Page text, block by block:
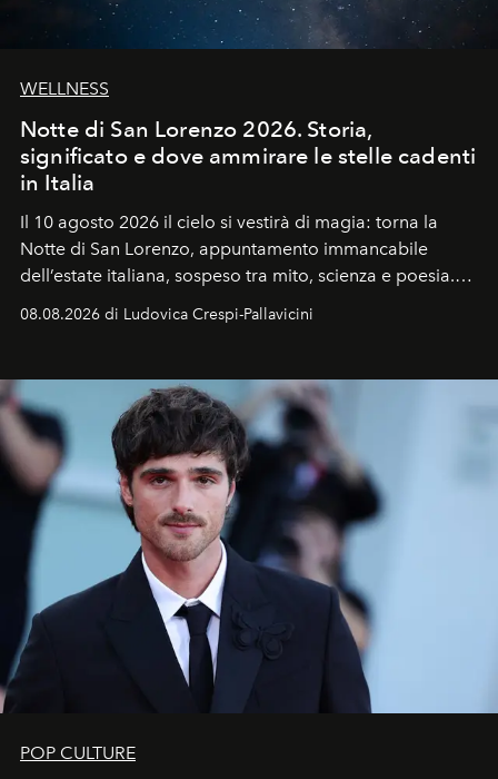
WELLNESS
Notte di San Lorenzo 2026. Storia,
significato e dove ammirare le stelle cadenti
in Italia
Il 10 agosto 2026 il cielo si vestirà di magia: torna la
Notte di San Lorenzo, appuntamento immancabile
dell’estate italiana, sospeso tra mito, scienza e poesia.
Sarà il momento in cui gli occhi si alzano verso la volta
celeste per seguire il passaggio delle
all’universo i desideri più segreti
08.08.2026 di Ludovica Crespi-Pallavicini
POP CULTURE